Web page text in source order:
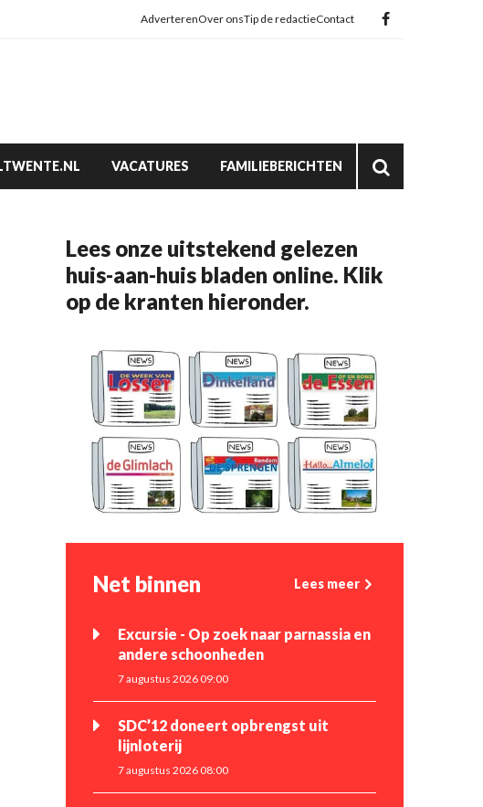
AdverterenOver onsTip de redactieContact
VACATURES FAMILIEBERICHTEN
Lees onze uitstekend gelezen
huis-aan-huis bladen online. Klik
op de kranten hieronder.
Net binnen Lees meer
Excursie - Op zoek naar parnassia en
andere schoonheden
7 augustus 2026 09:00
SDC’12 doneert opbrengst uit
lijnloterij
7 augustus 2026 08:00